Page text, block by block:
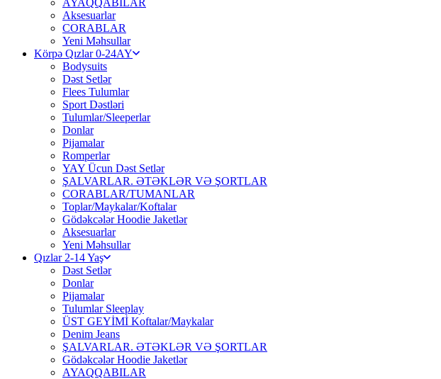
AYAQQABILAR
Aksesuarlar
CORABLAR
Yeni Məhsullar
Körpə Qızlar 0-24AY
Bodysuits
Dəst Setlər
Flees Tulumlar
Sport Dəstləri
Tulumlar/Sleeperlar
Donlar
Pijamalar
Romperlar
YAY Ücun Dəst Setlər
ŞALVARLAR. ƏTƏKLƏR VƏ ŞORTLAR
CORABLAR/TUMANLAR
Toplar/Maykalar/Koftalar
Gödəkcələr Hoodie Jaketlər
Aksesuarlar
Yeni Məhsullar
Qızlar 2-14 Yaş
Dəst Setlər
Donlar
Pijamalar
Tulumlar Sleeplay
ÜST GEYİMİ Koftalar/Maykalar
Denim Jeans
ŞALVARLAR. ƏTƏKLƏR VƏ ŞORTLAR
Gödəkcələr Hoodie Jaketlər
AYAQQABILAR